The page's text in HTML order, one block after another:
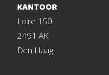
KANTOOR
Loire 150
2491 AK
Den Haag